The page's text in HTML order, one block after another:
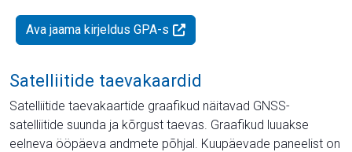
Ava jaama kirjeldus GPA-s
Satelliitide taevakaardid
Satelliitide taevakaartide graafikud näitavad GNSS-
satelliitide suunda ja kõrgust taevas. Graafikud luuakse
eelneva ööpäeva andmete põhjal. Kuupäevade paneelist on